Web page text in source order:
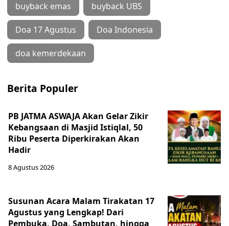
buyback emas buyback UBS
Doa 17 Agustus Doa Indonesia
doa kemerdekaan
Berita Populer
PB JATMA ASWAJA Akan Gelar Zikir
Kebangsaan di Masjid Istiqlal, 50
Ribu Peserta Diperkirakan Akan
Hadir
8 Agustus 2026
Susunan Acara Malam Tirakatan 17
Agustus yang Lengkap! Dari
Pembuka, Doa, Sambutan, hingga